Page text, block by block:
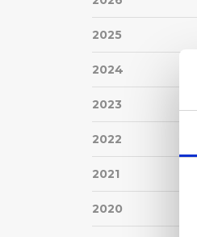
2025
2024
2023
2022
2021
2020